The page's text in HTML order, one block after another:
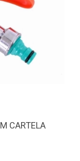
CARTELA